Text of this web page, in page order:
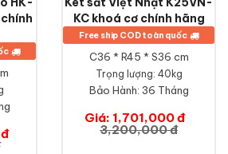
KC khoá cơ chính hãng
Free ship COD toàn quốc
C36 * R45 * S36 cm
Trọng lượng: 40kg
Bảo Hành: 36 Tháng
Giá: 1,701,000 đ
3,200,000 đ